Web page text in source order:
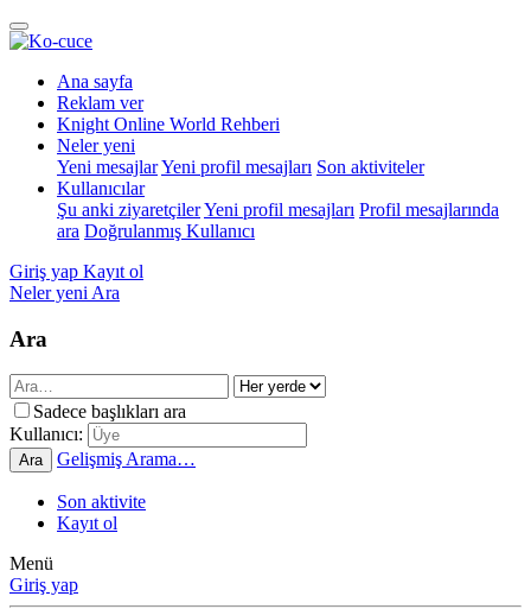
Ana sayfa
Reklam ver
Knight Online World Rehberi
Neler yeni
Yeni mesajlarYeni profil mesajları Son aktiviteler
Kullanıcılar
Şu anki ziyaretçilerYeni profil mesajları Profil mesajlarında
ara Doğrulanmış Kullanıcı
Giriş yap Kayıt ol
Neler yeni Ara
Ara
Sadece başlıkları ara
Kullanıcı:
Ara Gelişmiş Arama…
Son aktivite
Kayıt ol
Menü
Giriş yap